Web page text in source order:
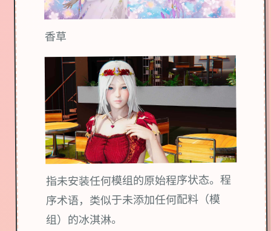
香草
指未安装任何模组的原始程序状态。程
序术语，类似于未添加任何配料（模
组）的冰淇淋。